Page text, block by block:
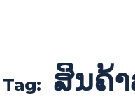
Tag: ສິນຄ້